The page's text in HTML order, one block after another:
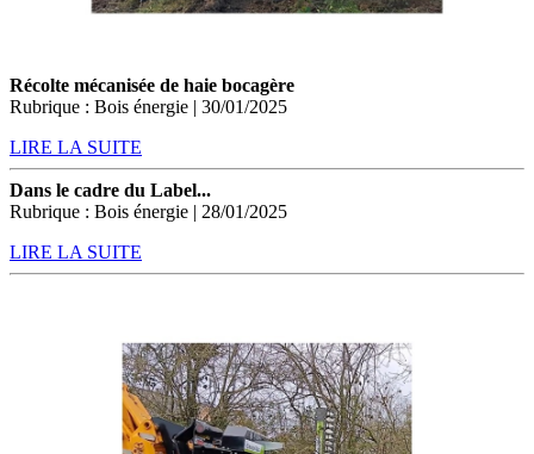
Récolte mécanisée de haie bocagère
Rubrique : Bois énergie | 30/01/2025
LIRE LA SUITE
Dans le cadre du Label...
Rubrique : Bois énergie | 28/01/2025
LIRE LA SUITE